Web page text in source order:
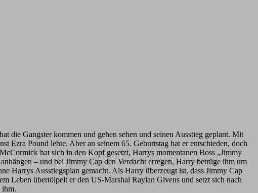
die Gangster kommen und gehen sehen und seinen Ausstieg geplant. Mit
Ezra Pound lebte. Aber an seinem 65. Geburtstag hat er entschieden, doch
hat sich in den Kopf gesetzt, Harrys momentanen Boss „Jimmy
– und bei Jimmy Cap den Verdacht erregen, Harry betrüge ihm um
Harrys Ausstiegsplan gemacht. Als Harry überzeugt ist, dass Jimmy Cap
Leben übertölpelt er den US-Marshal Raylan Givens und setzt sich nach
ihm.